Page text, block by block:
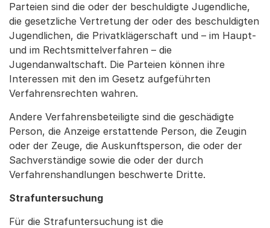
Parteien sind die oder der beschuldigte Jugendliche,
die gesetzliche Vertretung der oder des beschuldigten
Jugendlichen, die Privatklägerschaft und – im Haupt-
und im Rechtsmittelverfahren – die
Jugendanwaltschaft. Die Parteien können ihre
Interessen mit den im Gesetz aufgeführten
Verfahrensrechten wahren.
Andere Verfahrensbeteiligte sind die geschädigte
Person, die Anzeige erstattende Person, die Zeugin
oder der Zeuge, die Auskunftsperson, die oder der
Sachverständige sowie die oder der durch
Verfahrenshandlungen beschwerte Dritte.
Strafuntersuchung
Für die Strafuntersuchung ist die